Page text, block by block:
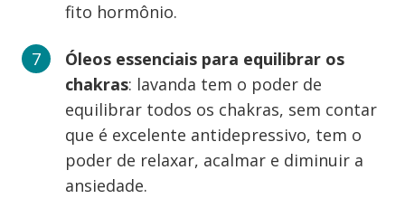
fito hormônio.
Óleos essenciais para equilibrar os
chakras: lavanda tem o poder de
equilibrar todos os chakras, sem contar
que é excelente antidepressivo, tem o
poder de relaxar, acalmar e diminuir a
ansiedade.